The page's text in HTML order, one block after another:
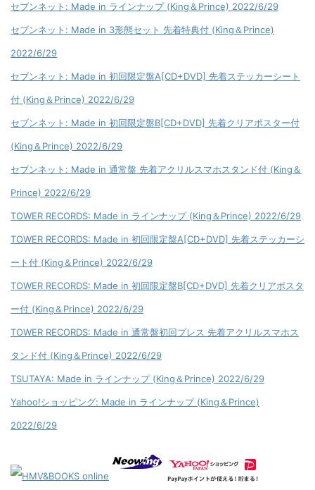
セブンネット: Made in ラインナップ (King＆Prince) 2022/6/29
セブンネット: Made in 3形態セット 先着特典付 (King＆Prince)
2022/6/29
セブンネット: Made in 初回限定盤A[CD+DVD] 先着ステッカーシート
付 (King＆Prince) 2022/6/29
セブンネット: Made in 初回限定盤B[CD+DVD] 先着クリアポスター付
(King＆Prince) 2022/6/29
セブンネット: Made in 通常盤 先着アクリルスマホスタンド付 (King＆
Prince) 2022/6/29
TOWER RECORDS: Made in ラインナップ (King＆Prince) 2022/6/29
TOWER RECORDS: Made in 初回限定盤A[CD+DVD] 先着ステッカーシ
ート付 (King＆Prince) 2022/6/29
TOWER RECORDS: Made in 初回限定盤B[CD+DVD] 先着クリアポスタ
ー付 (King＆Prince) 2022/6/29
TOWER RECORDS: Made in 通常盤初回プレス 先着アクリルスマホス
タンド付 (King＆Prince) 2022/6/29
TSUTAYA: Made in ラインナップ (King＆Prince) 2022/6/29
Yahoo!ショッピング: Made in ラインナップ (King＆Prince)
2022/6/29